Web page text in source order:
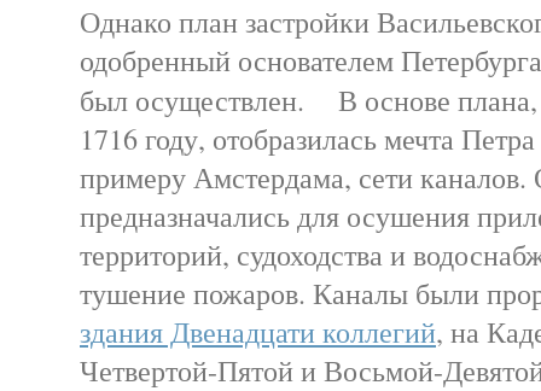
Однако план застройки
одобренный основателем
был осуществлен. В основе плана,
1716 году, отобразилась мечта
примеру Амстердама, сети
предназначались для осушения
территорий, судоходства и
тушение пожаров. Каналы были
здания Двенадцати коллегий, на
Четвертой-Пятой и Восьмой-